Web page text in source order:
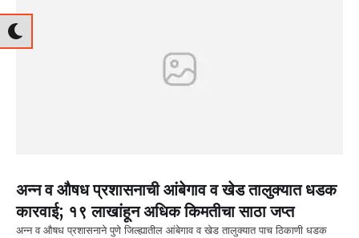
अन्न व औषध प्रशासनाची आंबेगाव व खेड तालुक्यात धडक
कारवाई; १९ लाखांहून अधिक किमतीचा साठा जप्त
अन्न व औषध प्रशासनाने पुणे जिल्ह्यातील आंबेगाव व खेड तालुक्यात पाच ठिकाणी धडक